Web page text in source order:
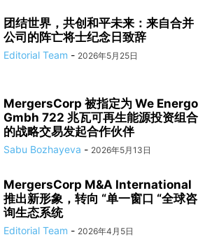
团结世界，共创和平未来：来自合并
公司的阵亡将士纪念日致辞
Editorial Team - 2026年5月25日
MergersCorp 被指定为 We Energo
Gmbh 722 兆瓦可再生能源投资组合
的战略交易发起合作伙伴
Sabu Bozhayeva - 2026年5月13日
MergersCorp M&A International
推出新形象，转向 “单一窗口 “全球咨
询生态系统
Editorial Team - 2026年4月5日